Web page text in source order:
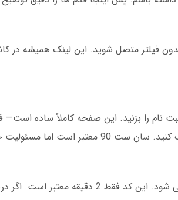
به آخرین آدرس سان ست 90 بدون فیلتر متصل شوید. این
نام را بزنید. این صفحه کاملاً ساده است—
حفظ امنیت هم بر عهده شماست.
یک کد 4 رقمی به تلفن شما ارسال می